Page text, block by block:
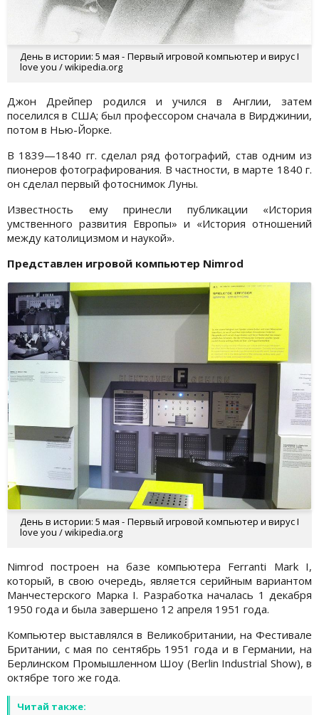
День в истории: 5 мая - Первый игровой компьютер и вирус I
love you / wikipedia.org
Джон Дрейпер родился и учился в Англии, затем
поселился в США; был профессором сначала в Вирджинии,
потом в Нью-Йорке.
В 1839—1840 гг. сделал ряд фотографий, став одним из
пионеров фотографирования. В частности, в марте 1840 г.
он сделал первый фотоснимок Луны.
Известность ему принесли публикации «История
умственного развития Европы» и «История отношений
между католицизмом и наукой».
Представлен игровой компьютер Nimrod
День в истории: 5 мая - Первый игровой компьютер и вирус I
love you / wikipedia.org
Nimrod построен на базе компьютера Ferranti Mark I,
который, в свою очередь, является серийным вариантом
Манчестерского Марка I. Разработка началась 1 декабря
1950 года и была завершено 12 апреля 1951 года.
Компьютер выставлялся в Великобритании, на Фестивале
Британии, с мая по сентябрь 1951 года и в Германии, на
Берлинском Промышленном Шоу (Berlin Industrial Show), в
октябре того же года.
Читай также: